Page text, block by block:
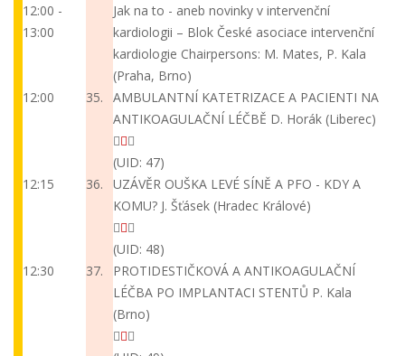
12:00 -
13:00
Jak na to - aneb novinky v intervenční
kardiologii – Blok České asociace intervenční
kardiologie Chairpersons: M. Mates, P. Kala
(Praha, Brno)
12:00
35.
AMBULANTNÍ KATETRIZACE A PACIENTI NA
ANTIKOAGULAČNÍ LÉČBĚ D. Horák (Liberec)
(UID: 47)
12:15
36.
UZÁVĚR OUŠKA LEVÉ SÍNĚ A PFO - KDY A
KOMU? J. Šťásek (Hradec Králové)
(UID: 48)
12:30
37.
PROTIDESTIČKOVÁ A ANTIKOAGULAČNÍ
LÉČBA PO IMPLANTACI STENTŮ P. Kala
(Brno)